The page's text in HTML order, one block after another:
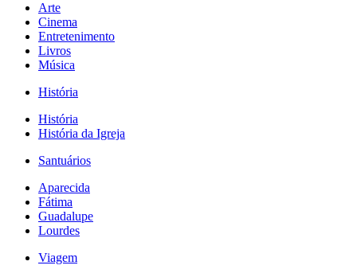
Arte
Cinema
Entretenimento
Livros
Música
História
História
História da Igreja
Santuários
Aparecida
Fátima
Guadalupe
Lourdes
Viagem